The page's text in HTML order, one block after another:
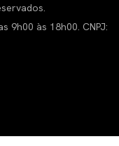
9h00 às 18h00. CNPJ: